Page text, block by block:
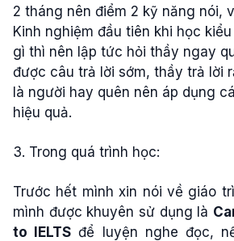
2 tháng nên điểm 2 kỹ năng nói,
Kinh nghiệm đầu tiên khi học
gì thì nên lập tức hỏi thầy ngay
được câu trả lời sớm, thầy trả lời
là người hay quên nên áp dụng
hiệu quả.
3. Trong quá trình học:
Trước hết mình xin nói về giáo
mình được khuyên sử dụng là
to IELTS để luyện nghe đọc,